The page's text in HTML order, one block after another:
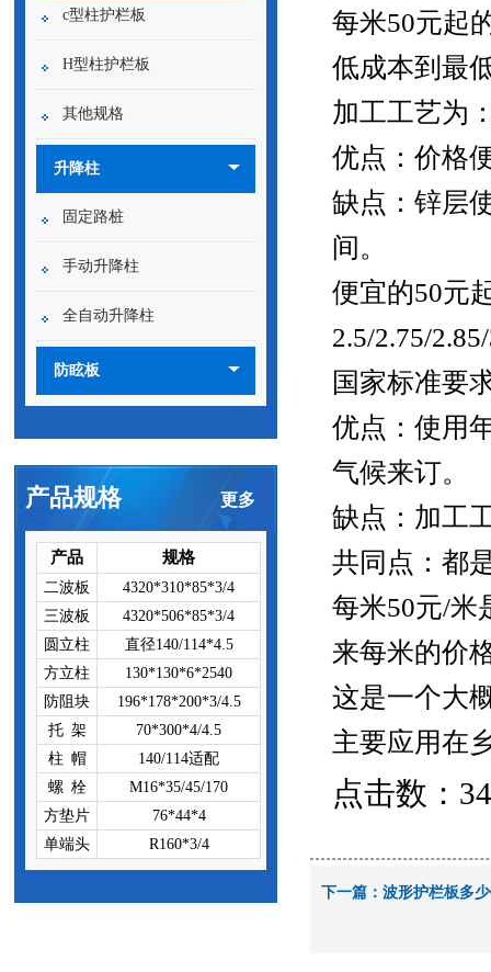
c型柱护栏板
H型柱护栏板
其他规格
升降柱
固定路桩
手动升降柱
全自动升降柱
防眩板
产品规格 更多
产品 规格
二波板
4320*310*85*3/4
三波板
4320*506*85*3/4
圆立柱
直径140/114*4.5
方立柱
130*130*6*2540
防阻块
196*178*200*3/4.5
托 架
70*300*4/4.5
柱 帽
140/114适配
螺 栓
M16*35/45/170
方垫片
76*44*4
单端头
R160*3/4
每米50元起
低成本到最
加工工艺
优点：价格
缺点：锌层
间。
便宜的50元
2.5/2.75/
国家标准
优点：使用
气候来订。
缺点：加工
共同点：都
每米50元/米
来每米的价
这是一个大
主要应用在
点击数：
下一篇： 波形护栏板多